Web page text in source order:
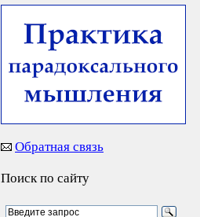
Обратная связь
Поиск по сайту